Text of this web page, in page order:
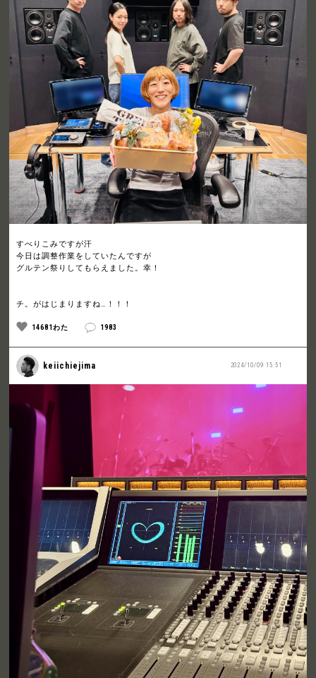
すべりこみですが汗
今日は調整作業をしていたんですが
グルテン祭りしてもらえました。幸！
チ。がはじまりますね…！！！
14681わた 1983
2024/10/09 15:51
keiichiejima